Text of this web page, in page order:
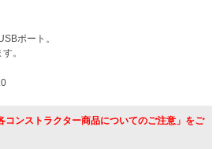
ポート。
。
コンストラクター商品についてのご注意」をご